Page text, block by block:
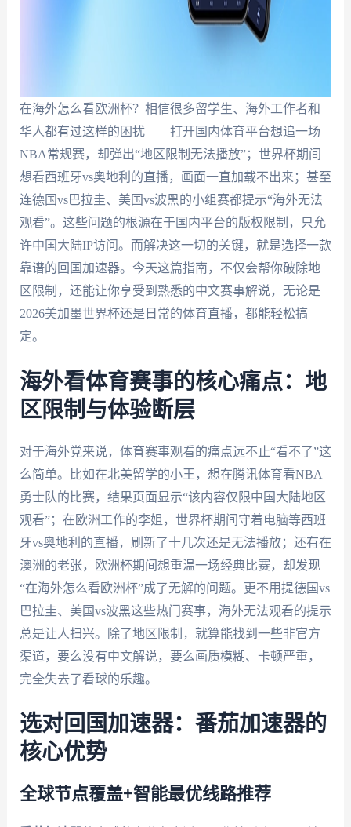
在海外怎么看欧洲杯？相信很多留学生、海外工作者和
华人都有过这样的困扰——打开国内体育平台想追一场
NBA常规赛，却弹出“地区限制无法播放”；世界杯期间
想看西班牙vs奥地利的直播，画面一直加载不出来；甚至
连德国vs巴拉圭、美国vs波黑的小组赛都提示“海外无法
观看”。这些问题的根源在于国内平台的版权限制，只允
许中国大陆IP访问。而解决这一切的关键，就是选择一款
靠谱的回国加速器。今天这篇指南，不仅会帮你破除地
区限制，还能让你享受到熟悉的中文赛事解说，无论是
2026美加墨世界杯还是日常的体育直播，都能轻松搞
定。
海外看体育赛事的核心痛点：地
区限制与体验断层
对于海外党来说，体育赛事观看的痛点远不止“看不了”这
么简单。比如在北美留学的小王，想在腾讯体育看NBA
勇士队的比赛，结果页面显示“该内容仅限中国大陆地区
观看”；在欧洲工作的李姐，世界杯期间守着电脑等西班
牙vs奥地利的直播，刷新了十几次还是无法播放；还有在
澳洲的老张，欧洲杯期间想重温一场经典比赛，却发现
“在海外怎么看欧洲杯”成了无解的问题。更不用提德国vs
巴拉圭、美国vs波黑这些热门赛事，海外无法观看的提示
总是让人扫兴。除了地区限制，就算能找到一些非官方
渠道，要么没有中文解说，要么画质模糊、卡顿严重，
完全失去了看球的乐趣。
选对回国加速器：番茄加速器的
核心优势
全球节点覆盖+智能最优线路推荐